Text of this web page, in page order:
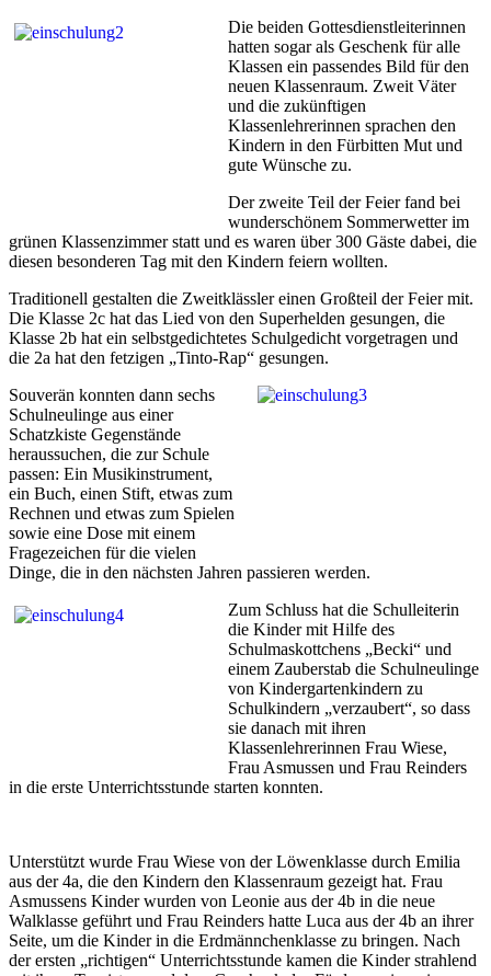
Die beiden Gottesdienstleiterinnen
hatten sogar als Geschenk für alle
Klassen ein passendes Bild für den
neuen Klassenraum. Zweit Väter
und die zukünftigen
Klassenlehrerinnen sprachen den
Kindern in den Fürbitten Mut und
gute Wünsche zu.
Der zweite Teil der Feier fand bei
wunderschönem Sommerwetter im
grünen Klassenzimmer statt und es waren über 300 Gäste dabei, die
diesen besonderen Tag mit den Kindern feiern wollten.
Traditionell gestalten die Zweitklässler einen Großteil der Feier mit.
Die Klasse 2c hat das Lied von den Superhelden gesungen, die
Klasse 2b hat ein selbstgedichtetes Schulgedicht vorgetragen und
die 2a hat den fetzigen „Tinto-Rap“ gesungen.
Souverän konnten dann sechs
Schulneulinge aus einer
Schatzkiste Gegenstände
heraussuchen, die zur Schule
passen: Ein Musikinstrument,
ein Buch, einen Stift, etwas zum
Rechnen und etwas zum Spielen
sowie eine Dose mit einem
Fragezeichen für die vielen
Dinge, die in den nächsten Jahren passieren werden.
Zum Schluss hat die Schulleiterin
die Kinder mit Hilfe des
Schulmaskottchens „Becki“ und
einem Zauberstab die Schulneulinge
von Kindergartenkindern zu
Schulkindern „verzaubert“, so dass
sie danach mit ihren
Klassenlehrerinnen Frau Wiese,
Frau Asmussen und Frau Reinders
in die erste Unterrichtsstunde starten konnten.
Unterstützt wurde Frau Wiese von der Löwenklasse durch Emilia
aus der 4a, die den Kindern den Klassenraum gezeigt hat. Frau
Asmussens Kinder wurden von Leonie aus der 4b in die neue
Walklasse geführt und Frau Reinders hatte Luca aus der 4b an ihrer
Seite, um die Kinder in die Erdmännchenklasse zu bringen. Nach
der ersten „richtigen“ Unterrichtsstunde kamen die Kinder strahlend